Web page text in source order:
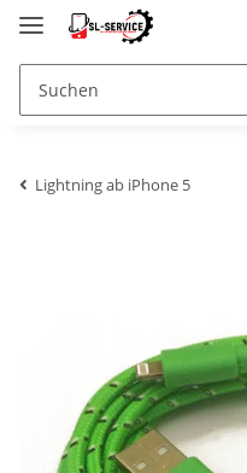
Lightning ab iPhone 5